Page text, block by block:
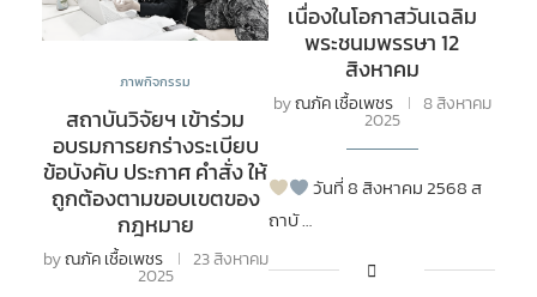
ภาพกิจกรรม
สถาบันวิจัยฯ เข้าร่วม
อบรมการยกร่างระเบียบ
ข้อบังคับ ประกาศ คำสั่ง ให้
ถูกต้องตามขอบเขตของ
กฎหมาย
byณภัค เชื้อเพชร 23 สิงหาคม
2025
เนื่องในโอกาสวันเฉลิม
พระชนมพรรษา 12
สิงหาคม
byณภัค เชื้อเพชร 8 สิงหาคม
2025
วันที่ 8 สิงหาคม 2568 ส
ถาบั …